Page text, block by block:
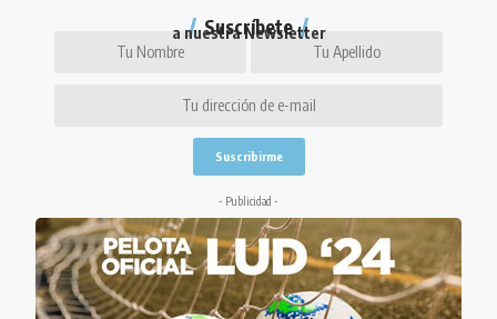
Suscríbete
a nuestra Newsletter
- Publicidad -